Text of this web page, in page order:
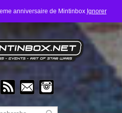
anniversaire de Mintinbox Ignorer